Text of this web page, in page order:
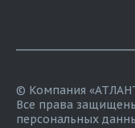
© Компания
Все права
персональных